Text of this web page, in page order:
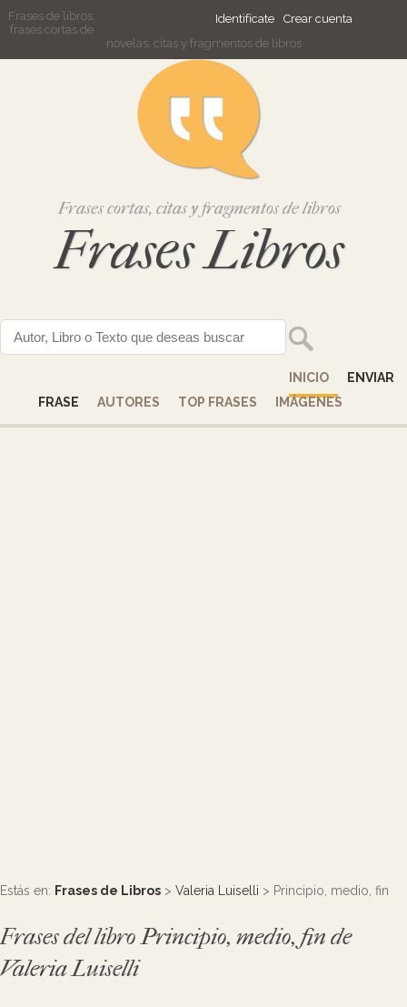
Identifícate Crear cuenta
Frases de libros,
frases cortas de
novelas, citas y fragmentos de libros
Frases cortas, citas y fragmentos de libros
Frases Libros
INICIO
ENVIAR
FRASE
AUTORES TOP FRASES IMÁGENES
Estás en: Frases de Libros > Valeria Luiselli > Principio, medio, fin
Frases del libro Principio, medio, fin de
Valeria Luiselli